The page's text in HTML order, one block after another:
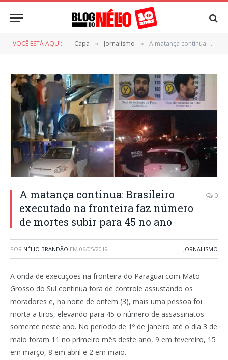
VOCÊ ESTÁ AQUI: Capa » Jornalismo » A matança continua: Brasileiro executado na fronteira faz número de mortes subir para 45 no ano
A matança continua: Brasileiro
executado na fronteira faz número
de mortes subir para 45 no ano
0
POR NÉLIO BRANDÃO EM 06/05/2019 JORNALISMO
A onda de execuções na fronteira do Paraguai com Mato
Grosso do Sul continua fora de controle assustando os
moradores e, na noite de ontem (3), mais uma pessoa foi
morta a tiros, elevando para 45 o número de assassinatos
somente neste ano. No período de 1º de janeiro até o dia 3 de
maio foram 11 no primeiro mês deste ano, 9 em fevereiro, 15
em março, 8 em abril e 2 em maio.